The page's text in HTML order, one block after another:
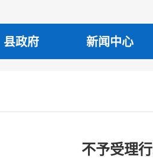
县政府 新闻中心
不予受理